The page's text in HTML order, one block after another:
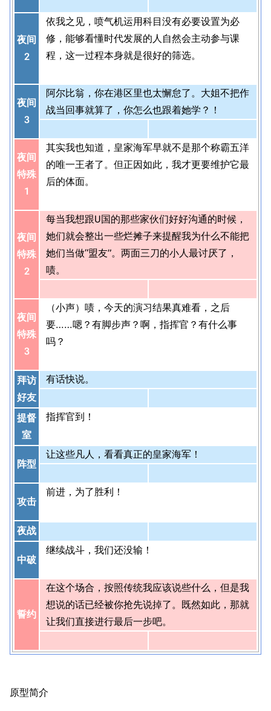
夜间
2
依我之见，喷气机运用科目没有必要设置为必
修，能够看懂时代发展的人自然会主动参与课
程，这一过程本身就是很好的筛选。
夜间
3
阿尔比翁，你在港区里也太懈怠了。大姐不把作
战当回事就算了，你怎么也跟着她学？！
夜间
特殊
1
其实我也知道，皇家海军早就不是那个称霸五洋
的唯一王者了。但正因如此，我才更要维护它最
后的体面。
夜间
特殊
2
每当我想跟U国的那些家伙们好好沟通的时候，
她们就会整出一些烂摊子来提醒我为什么不能把
她们当做“盟友”。两面三刀的小人最讨厌了，
啧。
夜间
特殊
3
（小声）啧，今天的演习结果真难看，之后
要……嗯？有脚步声？啊，指挥官？有什么事
吗？
拜访
好友
有话快说。
提督
室
指挥官到！
阵型
让这些凡人，看看真正的皇家海军！
攻击
前进，为了胜利！
夜战
中破
继续战斗，我们还没输！
誓约
在这个场合，按照传统我应该说些什么，但是我
想说的话已经被你抢先说掉了。既然如此，那就
让我们直接进行最后一步吧。
原型简介